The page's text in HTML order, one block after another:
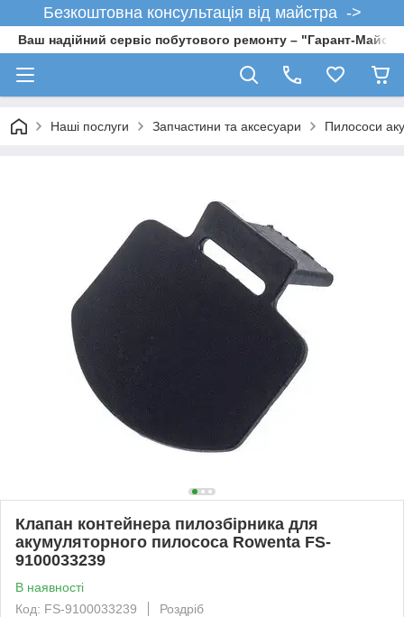
Безкоштовна консультація від майстра ->
Ваш надійний сервіс побутового ремонту – "Гарант-
Наші послуги Запчастини та аксесуари Пилососи
Клапан контейнера пилозбірника для
акумуляторного пилососа Rowenta FS-
9100033239
В наявності
Код: FS-9100033239
Роздріб